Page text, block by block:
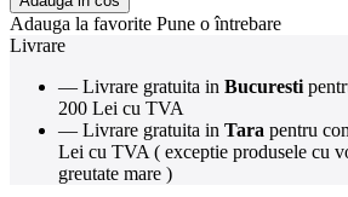
Adauga la favorite Pune o întrebare
Livrare
— Livrare gratuita in Bucuresti
200 Lei cu TVA
— Livrare gratuita in Tara pentru
Lei cu TVA ( exceptie produsele cu
greutate mare )